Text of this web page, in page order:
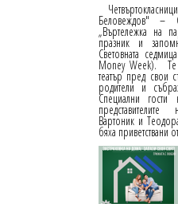
Беловеждов" –
„Въртележка на
празник и
Световната
Money Week). Те
театър пред свои
родители и
Специални гости
Вартоник и
бяха приветствани